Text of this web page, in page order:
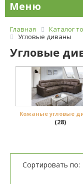
Меню
Главная Каталог
Угловые диваны
Угловые
Кожаные угловые
(28)
Сортировать по: